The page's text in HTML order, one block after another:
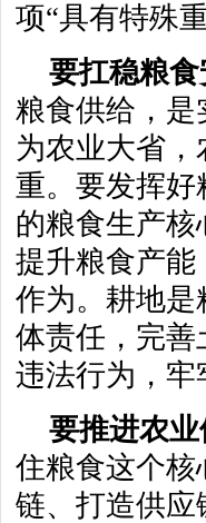
项“具有特殊
要扛稳粮食
粮食供给，
为农业大省
重。要发挥
的粮食生产
提升粮食产
作为。耕地
体责任，完
违法行为，牢
要推进农业
住粮食这个
链、打造供